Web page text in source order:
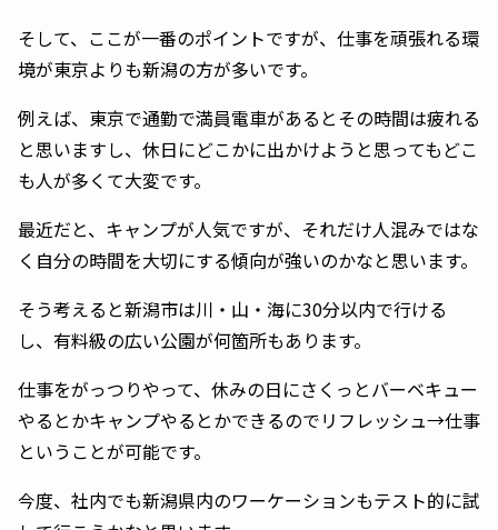
そして、ここが一番のポイントですが、仕事を頑張れる環
境が東京よりも新潟の方が多いです。
例えば、東京で通勤で満員電車があるとその時間は疲れる
と思いますし、休日にどこかに出かけようと思ってもどこ
も人が多くて大変です。
最近だと、キャンプが人気ですが、それだけ人混みではな
く自分の時間を大切にする傾向が強いのかなと思います。
そう考えると新潟市は川・山・海に30分以内で行ける
し、有料級の広い公園が何箇所もあります。
仕事をがっつりやって、休みの日にさくっとバーベキュー
やるとかキャンプやるとかできるのでリフレッシュ→仕事
ということが可能です。
今度、社内でも新潟県内のワーケーションもテスト的に試